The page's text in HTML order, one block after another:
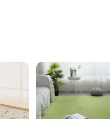
that resist stains and fading,
preventing slips and falls.